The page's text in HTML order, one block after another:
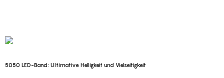
5050 LED-Band: Ultimative Helligkeit und Vielseitigkeit